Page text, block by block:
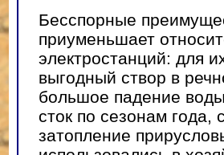
Бесспорные
приуменьшает
электростанций: для
выгодный створ в
большое падение
сток по сезонам
затопление